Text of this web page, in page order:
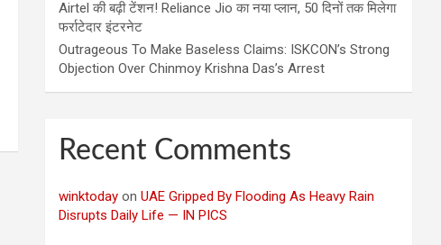
Airtel की बढ़ी टेंशन! Reliance Jio का नया प्लान, 50 दिनों तक मिलेगा
फर्राटेदार इंटरनेट
Outrageous To Make Baseless Claims: ISKCON’s Strong
Objection Over Chinmoy Krishna Das’s Arrest
Recent Comments
winktoday onUAE Gripped By Flooding As Heavy Rain
Disrupts Daily Life — IN PICS